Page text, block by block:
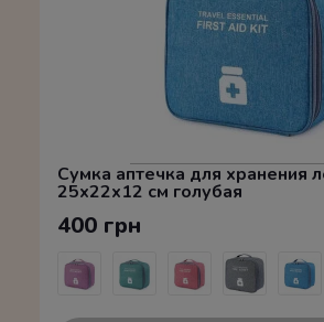
Сумка аптечка для хранения
25x22x12 см голубая
400 грн